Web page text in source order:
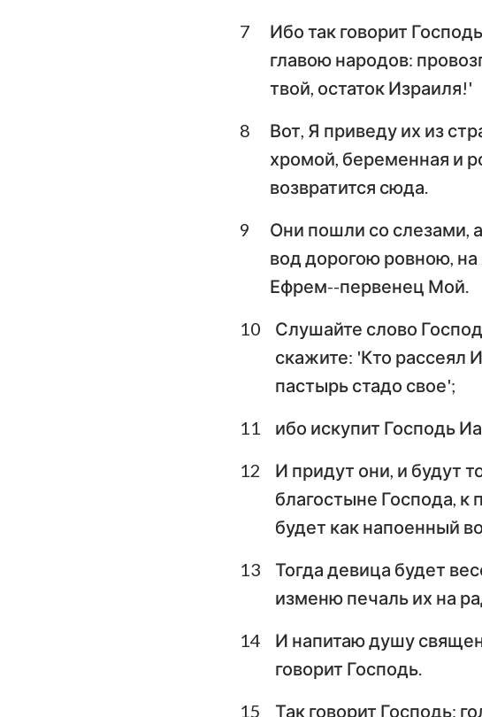
Плач Иеремии
Авдия Иона
Михей Наум
Аввакум
Аггей Захария
7
Ибо так говорит
главою народов:
твой, остаток Израиля!'
8
Вот, Я приведу их из
хромой, беременная и
возвратится сюда.
9
Они пошли со слезами,
вод дорогою ровною, на
Ефрем--первенец Мой.
10
Слушайте слово
скажите: 'Кто рассеял
пастырь стадо свое';
11
ибо искупит Господь
12
И придут они, и будут
благостыне Господа,
будет как напоенный
13
Тогда девица будет
изменю печаль их на
14
И напитаю душу
говорит Господь.
15
Так говорит Господь: